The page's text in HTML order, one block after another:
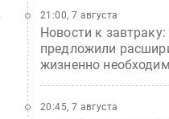
Новости к
предложили
жизненно
21:00, 7 августа
20:45, 7 августа